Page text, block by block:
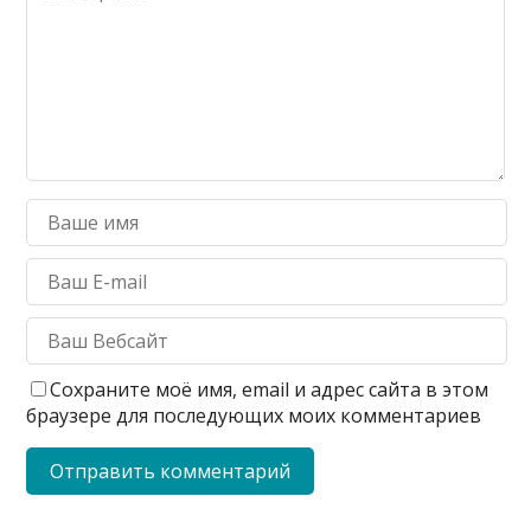
Сохраните моё имя, email и адрес сайта в этом
браузере для последующих моих комментариев